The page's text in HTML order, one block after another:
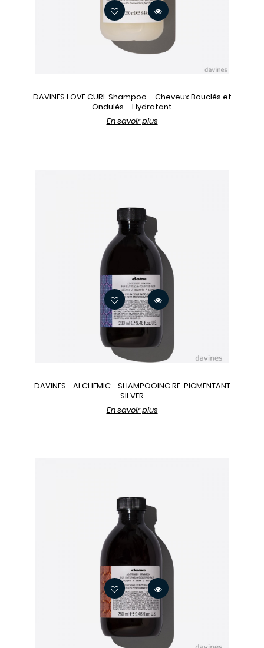
DAVINES LOVE CURL Shampoo – Cheveux Bouclés et
Ondulés – Hydratant
En savoir plus
DAVINES - ALCHEMIC - SHAMPOOING RE-PIGMENTANT
SILVER
En savoir plus